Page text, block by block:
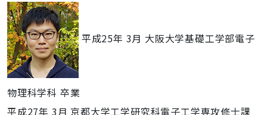
平成25年 3月 大阪大学基礎工学部電子
物理科学科 卒業
平成27年 3月 京都大学工学研究科電子工学専攻修士課